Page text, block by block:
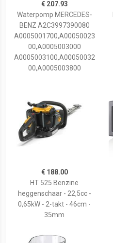
€ 207.93
Waterpomp MERCEDES-
BENZ A2C3997390080
A0005001700,A00050023
00,A0005003000
A0005003100,A00050032
00,A0005003800
€ 188.00
HT 525 Benzine
heggenschaar - 22,5cc -
0,65kW - 2-takt - 46cm -
35mm